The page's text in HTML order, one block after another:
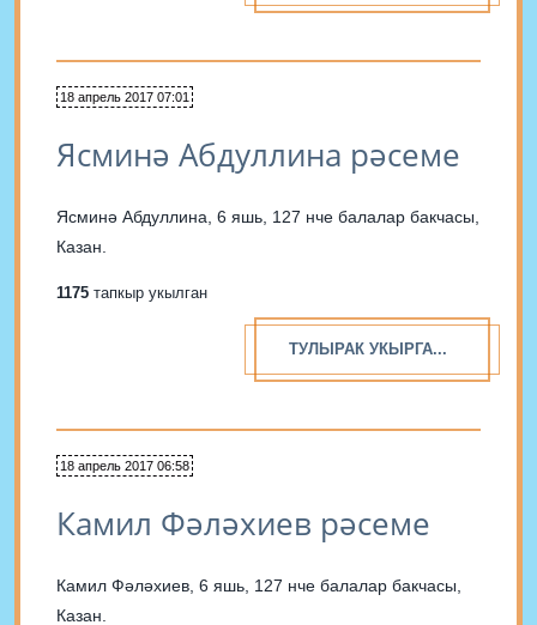
18 апрель 2017 07:01
Ясминә Абдуллина рәсеме
Ясминә Абдуллина, 6 яшь, 127 нче балалар бакчасы,
Казан.
1175 тапкыр укылган
ТУЛЫРАК УКЫРГА...
18 апрель 2017 06:58
Камил Фәләхиев рәсеме
Камил Фәләхиев, 6 яшь, 127 нче балалар бакчасы,
Казан.